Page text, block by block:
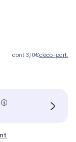
dont 3,10€d'éco-part.